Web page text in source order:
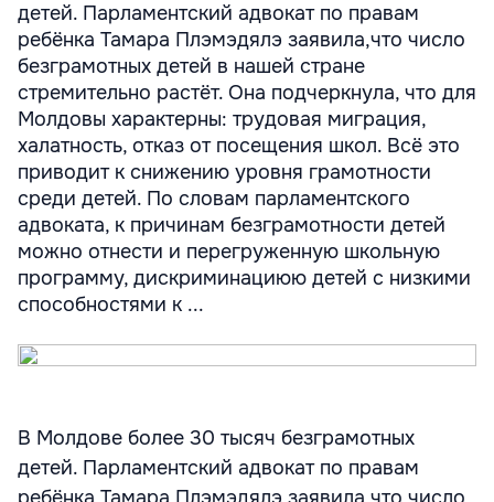
детей. Парламентский адвокат по правам
ребёнка Тамара Плэмэдялэ заявила,что число
безграмотных детей в нашей стране
стремительно растёт. Она подчеркнула, что для
Молдовы характерны: трудовая миграция,
халатность, отказ от посещения школ. Всё это
приводит к снижению уровня грамотности
среди детей. По словам парламентского
адвоката, к причинам безграмотности детей
можно отнести и перегруженную школьную
программу, дискриминациюю детей с низкими
способностями к ...
В Молдове более 30 тысяч безграмотных
детей. Парламентский адвокат по правам